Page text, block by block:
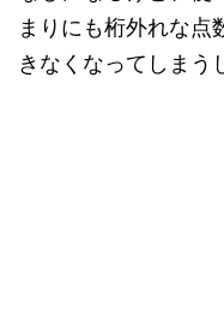
まりにも桁外れな点
きなくなってしまう